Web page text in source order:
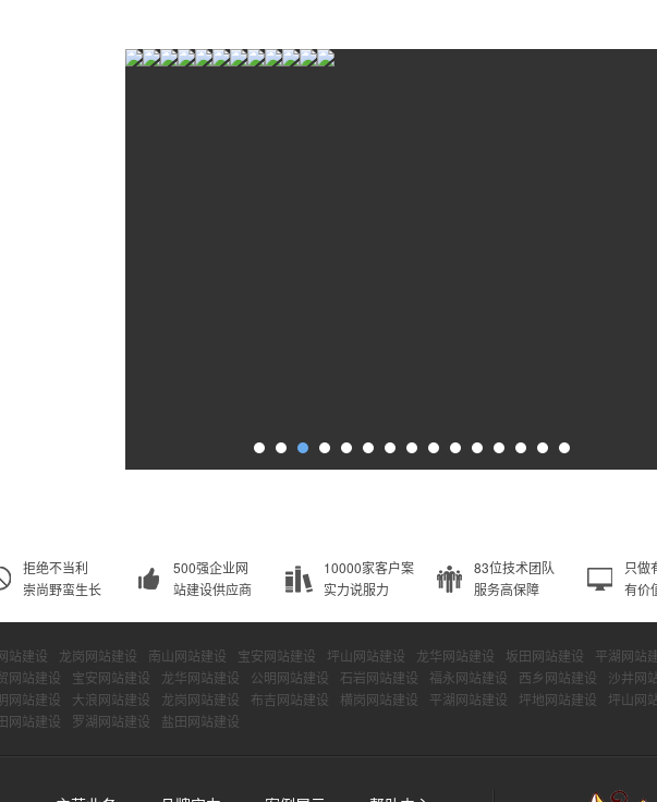
拒绝不当利
崇尚野蛮生长
500强企业网
站建设供应商
10000家客户案
实力说服力
83位技术团队
服务高保障
只做
有价
站建设 龙岗网站建设 南山网站建设 宝安网站建设 坪山网站建设 龙华网站建设 坂田网站建设 平湖网站
网站建设 宝安网站建设 龙华网站建设 公明网站建设 石岩网站建设 福永网站建设 西乡网站建设 沙井网
网站建设 大浪网站建设 龙岗网站建设 布吉网站建设 横岗网站建设 平湖网站建设 坪地网站建设 坪山网
网站建设 罗湖网站建设 盐田网站建设